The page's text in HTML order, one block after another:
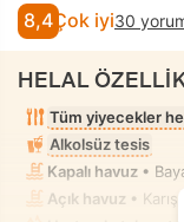
8,4 Çok iyi30
HELAL
Tüm yiyecekler
Alkolsüz tesis
Kapalı havuz •
Açık havuz •